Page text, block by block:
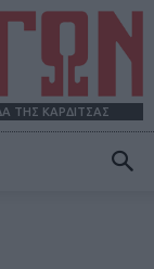
ΤΗΣ ΚΑΡΔΙΤΣΑΣ